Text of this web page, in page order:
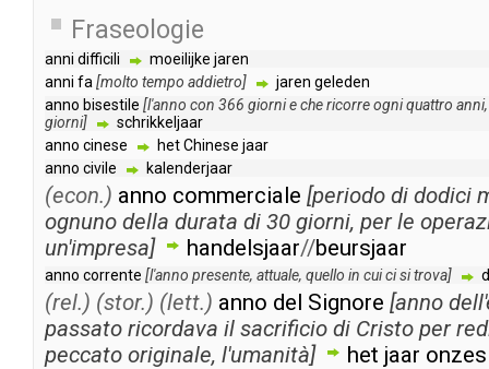
Fraseologie
anni difficili moeilijke jaren
anni fa [molto tempo addietro] jaren geleden
anno bisestile [l'anno con 366 giorniechericorreogniquattro anni
giorni]
schrikkeljaar
anno cinese hetChinese jaar
anno civile kalenderjaar
(econ.) anno commerciale [periodo di dodici
ognuno della durata di 30 giorni, per le
un'impresa] handelsjaar//beursjaar
anno corrente [l'anno presente, attuale, quello in cuicisitrova]
(rel.) (stor.) (lett.) anno del Signore [anno
passato ricordava il sacrificio di Cristo per
peccato originale, l'umanità] het jaar onzes